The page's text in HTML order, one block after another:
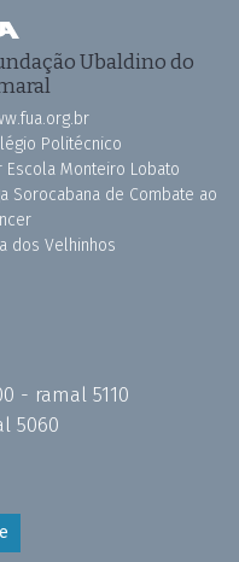
Ubaldino do
Politécnico
Escola Monteiro Lobato
Sorocabana de Combate ao
dos Velhinhos
- ramal 5110
5060